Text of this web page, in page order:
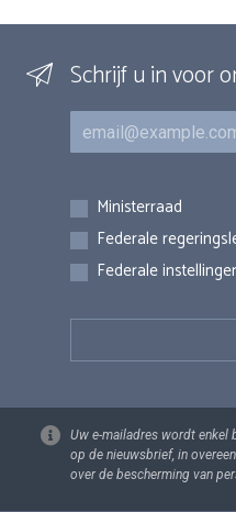
Schrijf u in voor
E-mail
Inschrijvingen
Ministerraad
Federale
Federale
Uw e-mailadres wordt enkel
op de nieuwsbrief, in
over de bescherming van